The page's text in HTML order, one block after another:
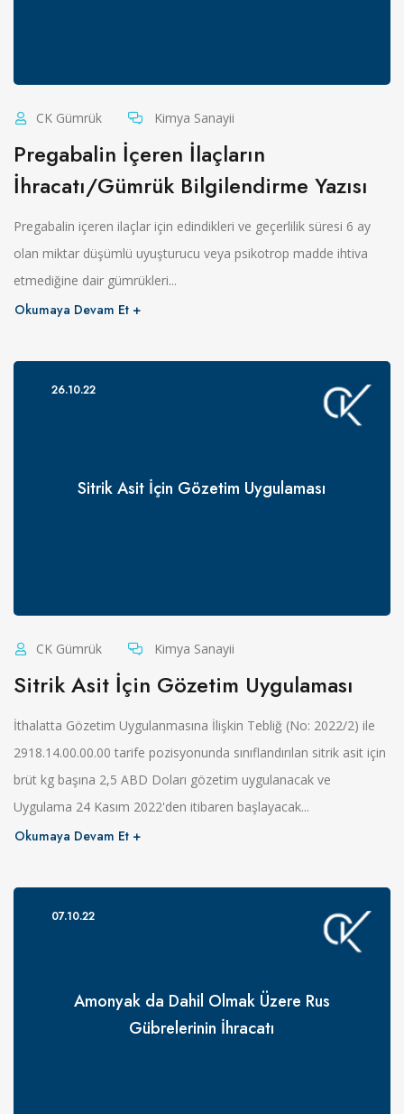
CK Gümrük Kimya Sanayii
Pregabalin İçeren İlaçların
İhracatı/Gümrük Bilgilendirme Yazısı
Pregabalin içeren ilaçlar için edindikleri ve geçerlilik süresi 6 ay
olan miktar düşümlü uyuşturucu veya psikotrop madde ihtiva
etmediğine dair gümrükleri...
Okumaya Devam Et
Sitrik Asit İçin Gözetim Uygulaması
26.10.22
CK Gümrük Kimya Sanayii
Sitrik Asit İçin Gözetim Uygulaması
İthalatta Gözetim Uygulanmasına İlişkin Tebliğ (No: 2022/2) ile
2918.14.00.00.00 tarife pozisyonunda sınıflandırılan sitrik asit için
brüt kg başına 2,5 ABD Doları gözetim uygulanacak ve
Uygulama 24 Kasım 2022'den itibaren başlayacak...
Okumaya Devam Et
Amonyak da Dahil Olmak Üzere Rus
Gübrelerinin İhracatı
07.10.22